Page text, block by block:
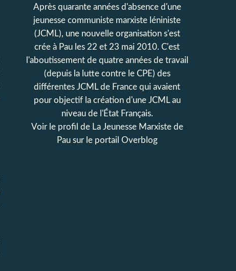
Après quarante années d'absence d'une
jeunesse communiste marxiste léniniste
(JCML), une nouvelle organisation s'est
crée à Pau les 22 et 23 mai 2010. C'est
l'aboutissement de quatre années de travail
(depuis la lutte contre le CPE) des
différentes JCML de France qui avaient
pour objectif la création d'une JCML au
niveau de l'État Français.
Voir le profil de La Jeunesse Marxiste de
Pausur le portail Overblog